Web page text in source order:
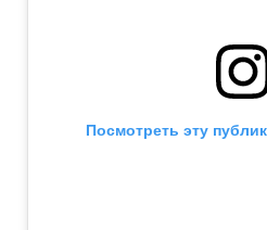
Посмотреть эту